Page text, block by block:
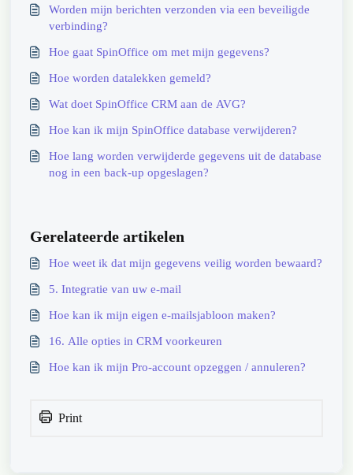
Worden mijn berichten verzonden via een beveiligde
verbinding?
Hoe gaat SpinOffice om met mijn gegevens?
Hoe worden datalekken gemeld?
Wat doet SpinOffice CRM aan de AVG?
Hoe kan ik mijn SpinOffice database verwijderen?
Hoe lang worden verwijderde gegevens uit de database
nog in een back-up opgeslagen?
Gerelateerde artikelen
Hoe weet ik dat mijn gegevens veilig worden bewaard?
5. Integratie van uw e-mail
Hoe kan ik mijn eigen e-mailsjabloon maken?
16. Alle opties in CRM voorkeuren
Hoe kan ik mijn Pro-account opzeggen / annuleren?
Print